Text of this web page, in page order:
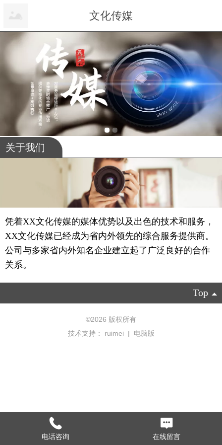
文化传媒
关于我们
凭着XX文化传媒的媒体优势以及出色的技术和服务，
XX文化传媒已经成为省内外领先的综合服务提供商。
公司与多家省内外知名企业建立起了广泛良好的合作
关系。
Top
©2026 版权所有
技术支持： ruimei | 电脑版
电话咨询 在线留言